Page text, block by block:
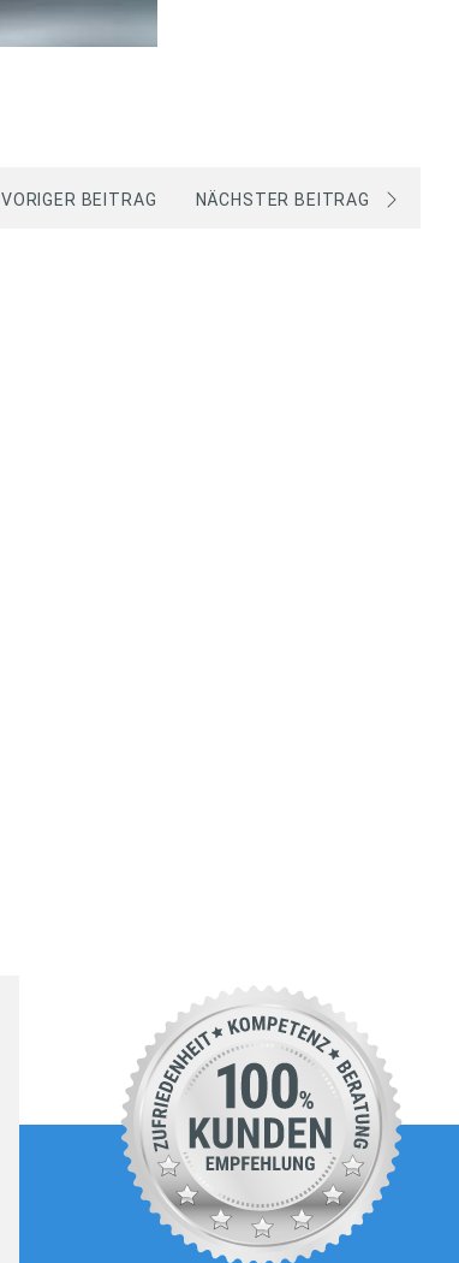
VORIGER BEITRAG NÄCHSTER BEITRAG